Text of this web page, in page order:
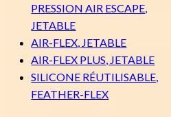
PRESSION AIR ESCAPE,
JETABLE
AIR-FLEX, JETABLE
AIR-FLEX PLUS, JETABLE
SILICONE RÉUTILISABLE,
FEATHER-FLEX